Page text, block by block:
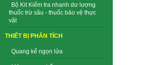
Bộ Kit Kiểm tra nhanh dư lượng
thuốc trừ sâu - thuốc bảo vệ thực
vật
THIẾT BỊ PHÂN TÍCH
Quang kế ngọn lửa